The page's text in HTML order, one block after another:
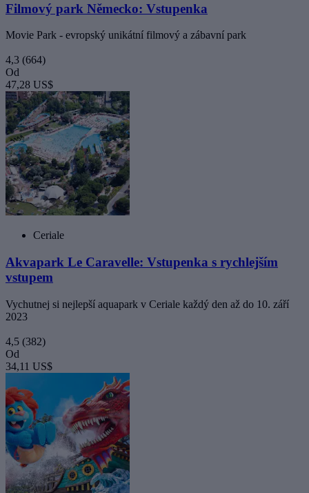
Filmový park Německo: Vstupenka
Movie Park - evropský unikátní filmový a zábavní park
4,3 (664)
Od
47,28 US$
Ceriale
Akvapark Le Caravelle: Vstupenka s rychlejším
vstupem
Vychutnej si nejlepší aquapark v Ceriale každý den až do 10. září
2023
4,5 (382)
Od
34,11 US$